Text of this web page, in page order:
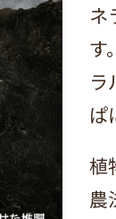
ネ
す
ラ
ぱ
植
農